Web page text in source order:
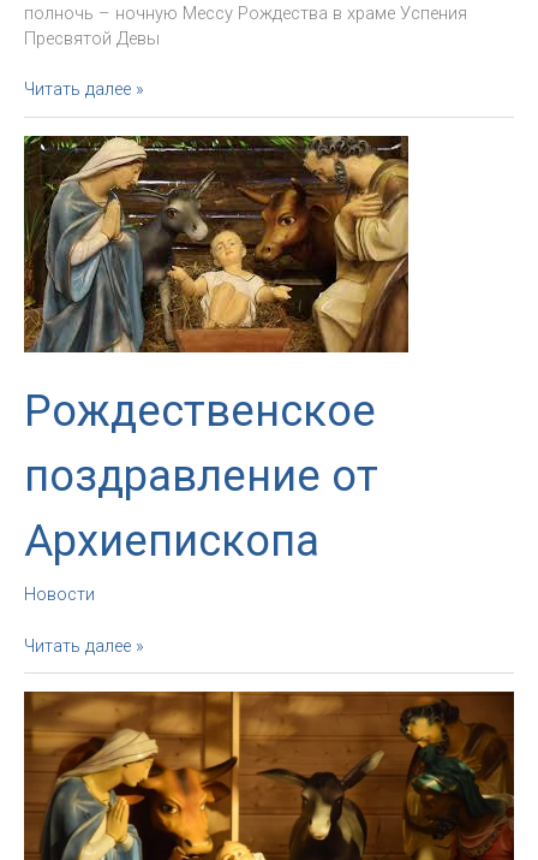
полночь – ночную Мессу Рождества в храме Успения
Пресвятой Девы
Епископ
Николай
Дубинин:
«Бог
дал
нам
истинный
свет
в
Иисусе
Христе»
Читать далее »
Рождественское
поздравление от
Архиепископа
Новости
Рождественское
поздравление
от
Архиепископа
Читать далее »